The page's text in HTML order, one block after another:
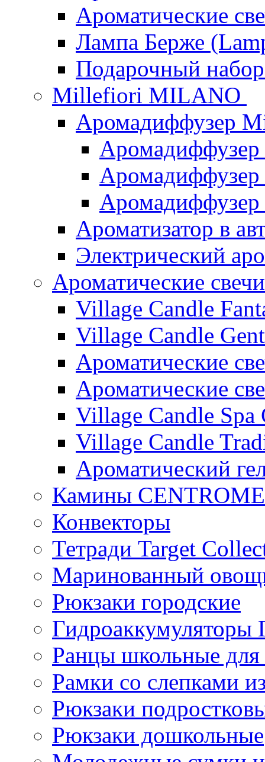
Ароматические
Лампа Берже
Подарочный
Millefiori MILANO
Аромадиффузер
Ароматизатор в
Электрический
Ароматические
Village Candle
Village Candle
Ароматические
Ароматические
Village Candle Spa
Village Candle
Ароматический
Камины
Конвекторы
Тетради Target
Маринованный
Рюкзаки городские
Ранцы школьные
Рамки со слепками
Рюкзаки
Рюкзаки дошкольные